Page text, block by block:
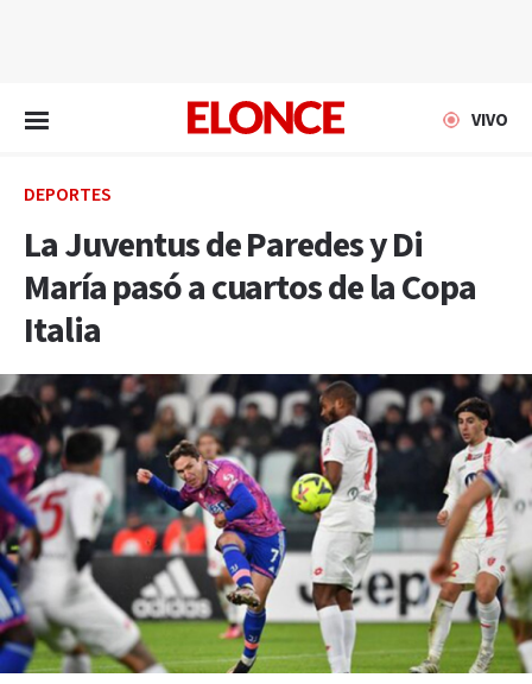
VIVO
DEPORTES
La Juventus de Paredes y Di
María pasó a cuartos de la Copa
Italia